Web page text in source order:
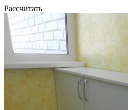
Рассчитать